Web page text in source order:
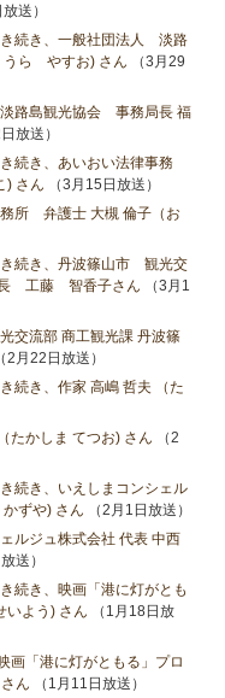
送）
き続き、一般社団法人 淡路
ら やすお) さん （3月29
路島観光協会 事務局長 福
放送）
続き、あいおい法律事務
) さん （3月15日放送）
所 弁護士 大槻 倫子（お
き続き、丹波篠山市 観光交
長 工藤 智香子さん （3月1
交流部 商工観光課 丹波篠
2月22日放送）
続き、作家 高嶋 哲夫 （た
たかしま てつお) さん （2
続き、いえしまコンシェル
ずや) さん （2月1日放送）
ルジュ株式会社 代表 中西
送）
続き、映画「港に灯がとも
よう) さん （1月18日放
画「港に灯がともる」プロ
ん （1月11日放送）